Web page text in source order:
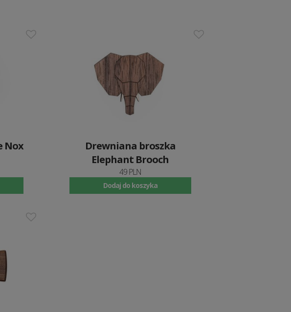
Nox
Drewniana broszka
Elephant Brooch
49 PLN
Dodaj do koszyka